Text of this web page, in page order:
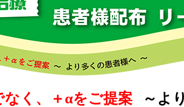
なく、＋αをご提案 ～よ